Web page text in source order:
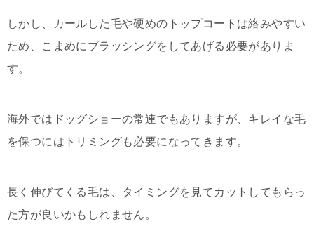
しかし、カールした毛や硬めのトップコートは絡みやすい
ため、こまめにブラッシングをしてあげる必要がありま
す。
海外ではドッグショーの常連でもありますが、キレイな毛
を保つにはトリミングも必要になってきます。
長く伸びてくる毛は、タイミングを見てカットしてもらっ
た方が良いかもしれません。